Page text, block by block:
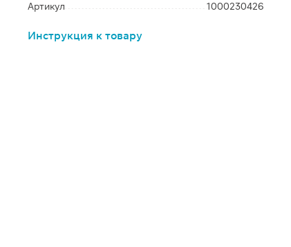
Артикул 1000230426
Инструкция к товару